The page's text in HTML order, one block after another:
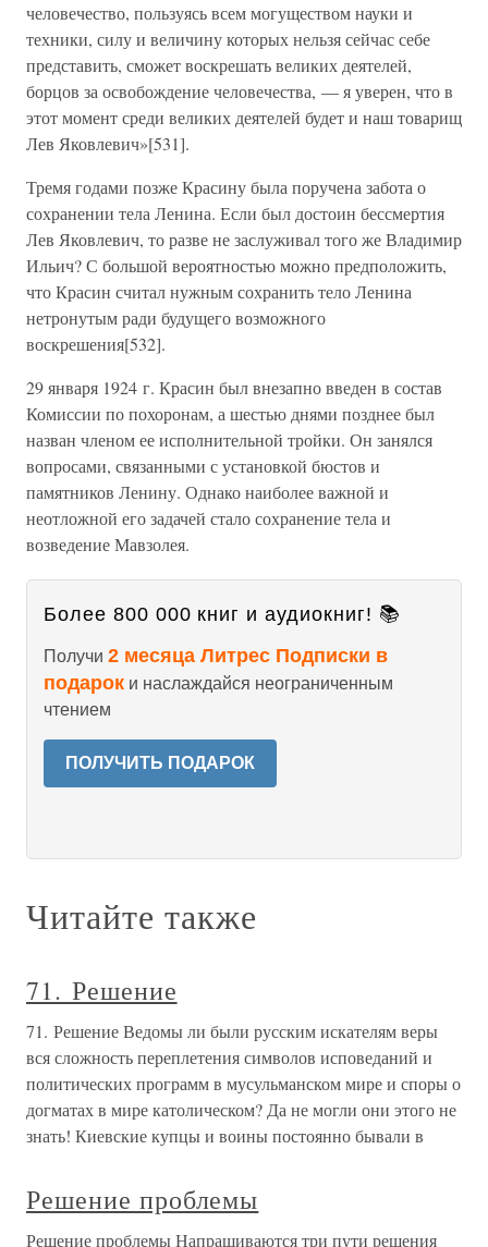
человечество, пользуясь всем могуществом науки и
техники, силу и величину которых нельзя сейчас себе
представить, сможет воскрешать великих деятелей,
борцов за освобождение человечества, — я уверен, что в
этот момент среди великих деятелей будет и наш товарищ
Лев Яковлевич»[531].
Тремя годами позже Красину была поручена забота о
сохранении тела Ленина. Если был достоин бессмертия
Лев Яковлевич, то разве не заслуживал того же Владимир
Ильич? С большой вероятностью можно предположить,
что Красин считал нужным сохранить тело Ленина
нетронутым ради будущего возможного
воскрешения[532].
29 января 1924 г. Красин был внезапно введен в состав
Комиссии по похоронам, а шестью днями позднее был
назван членом ее исполнительной тройки. Он занялся
вопросами, связанными с установкой бюстов и
памятников Ленину. Однако наиболее важной и
неотложной его задачей стало сохранение тела и
возведение Мавзолея.
Более 800 000 книг и аудиокниг! 📚
Получи 2 месяца Литрес Подписки в
подарок и наслаждайся неограниченным
чтением
ПОЛУЧИТЬ ПОДАРОК
Читайте также
71. Решение
71. Решение Ведомы ли были русским искателям веры
вся сложность переплетения символов исповеданий и
политических программ в мусульманском мире и споры о
догматах в мире католическом? Да не могли они этого не
знать! Киевские купцы и воины постоянно бывали в
Решение проблемы
Решение проблемы Напрашиваются три пути решения